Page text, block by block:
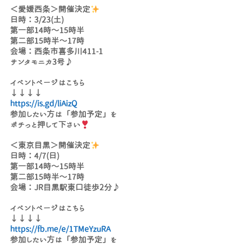
＜愛媛西条＞開催決定
日時：3/23(土)
第一部14時～15時半
第二部15時半～17時
会場：西条市喜多川411-1
サンタモニカ3号♪
イベントページはこちら
↓↓↓↓
https://is.gd/liAizQ
参加したい方は「参加予定」を
ポチっと押して下さい
＜東京目黒＞開催決定
日時：4/7(日)
第一部14時～15時半
第二部15時半～17時
会場：JR目黒駅東口徒歩2分♪
イベントページはこちら
↓↓↓↓
https://fb.me/e/1TMeYzuRA
参加したい方は「参加予定」を